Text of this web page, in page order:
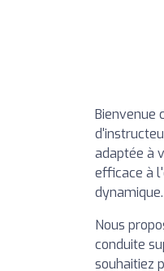
Bienvenue
adaptée à
efficace à
dynamique.
Nous
conduite
souhaitiez